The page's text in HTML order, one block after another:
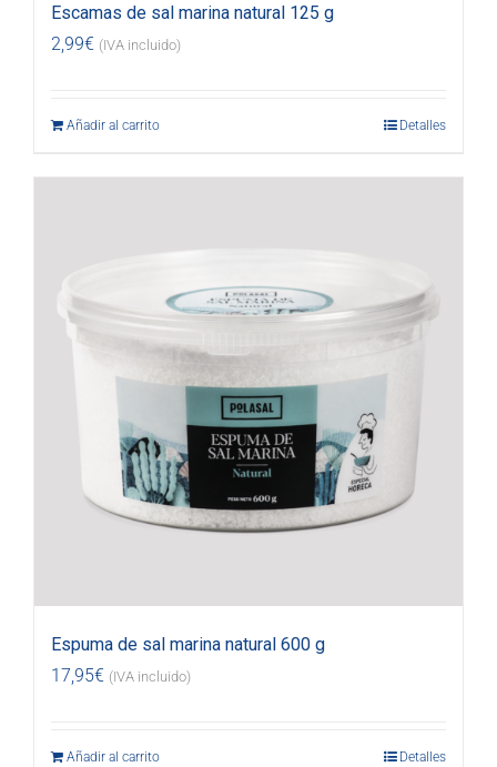
Escamas de sal marina natural 125 g
2,99€ (IVA incluido)
Añadir al carrito Detalles
Espuma de sal marina natural 600 g
17,95€ (IVA incluido)
Añadir al carrito Detalles